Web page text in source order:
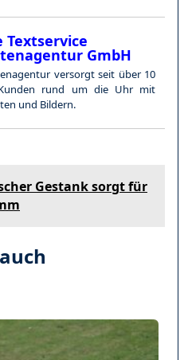
Textservice
GmbH
versorgt seit über 10
rund um die Uhr mit
und Bildern.
Gestank sorgt für